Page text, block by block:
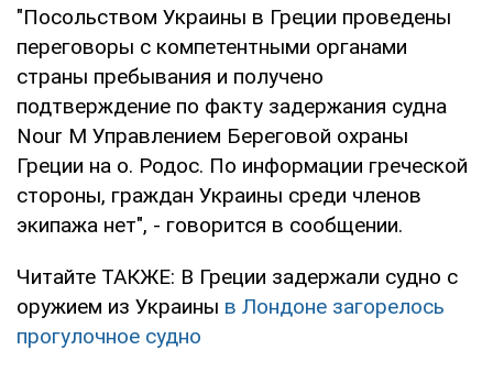
"Посольством Украины в Греции проведены
переговоры с компетентными органами
страны пребывания и получено
подтверждение по факту задержания судна
Nour M Управлением Береговой охраны
Греции на о. Родос. По информации греческой
стороны, граждан Украины среди членов
экипажа нет", - говорится в сообщении.
Читайте ТАКЖЕ: В Греции задержали судно с
оружием из Украины в Лондоне загорелось
прогулочное судно